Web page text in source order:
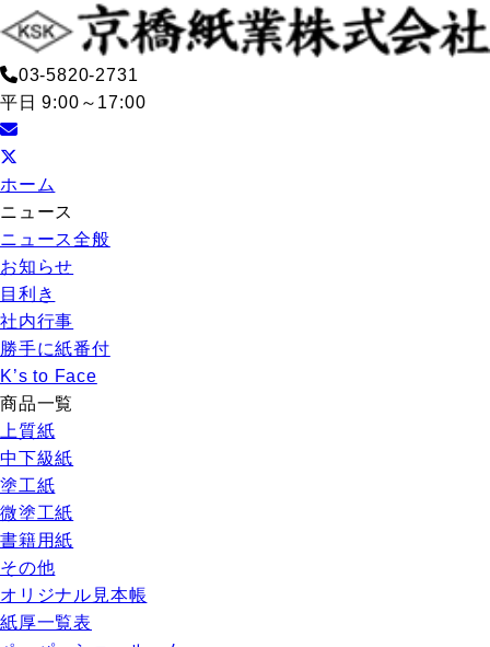
03-5820-2731
平日 9:00～17:00
ホーム
ニュース
ニュース全般
お知らせ
目利き
社内行事
勝手に紙番付
K’s to Face
商品一覧
上質紙
中下級紙
塗工紙
微塗工紙
書籍用紙
その他
オリジナル見本帳
紙厚一覧表